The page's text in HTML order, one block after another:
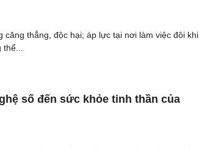
căng thẳng, độc hại; áp lực tại nơi làm việc đôi khi
số đến sức khỏe tinh thần của